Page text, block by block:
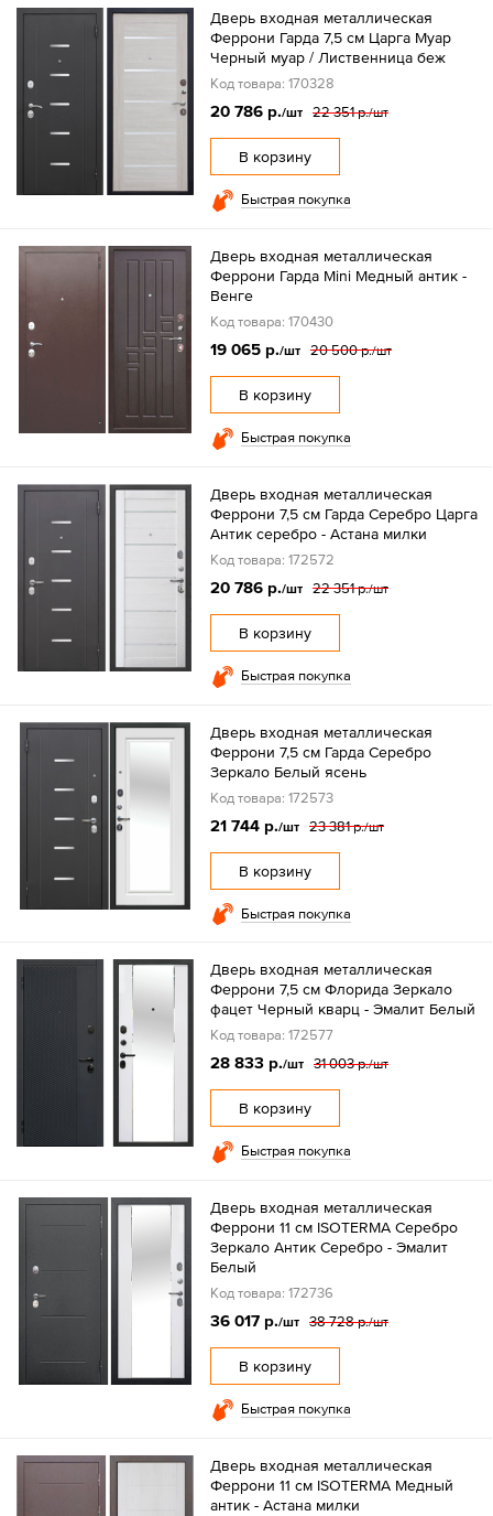
Дверь входная металлическая
Феррони Гарда 7,5 см Царга Муар
Черный муар / Лиственница беж
Код товара: 170328
20 786 р./шт 22 351 р./шт
В корзину
Быстрая покупка
Дверь входная металлическая
Феррони Гарда Mini Медный антик -
Венге
Код товара: 170430
19 065 р./шт 20 500 р./шт
В корзину
Быстрая покупка
Дверь входная металлическая
Феррони 7,5 см Гарда Серебро Царга
Антик серебро - Астана милки
Код товара: 172572
20 786 р./шт 22 351 р./шт
В корзину
Быстрая покупка
Дверь входная металлическая
Феррони 7,5 см Гарда Серебро
Зеркало Белый ясень
Код товара: 172573
21 744 р./шт 23 381 р./шт
В корзину
Быстрая покупка
Дверь входная металлическая
Феррони 7,5 см Флорида Зеркало
фацет Черный кварц - Эмалит Белый
Код товара: 172577
28 833 р./шт 31 003 р./шт
В корзину
Быстрая покупка
Дверь входная металлическая
Феррони 11 см ISOTERMA Серебро
Зеркало Антик Серебро - Эмалит
Белый
Код товара: 172736
36 017 р./шт 38 728 р./шт
В корзину
Быстрая покупка
Дверь входная металлическая
Феррони 11 см ISOTERMA Медный
антик - Астана милки